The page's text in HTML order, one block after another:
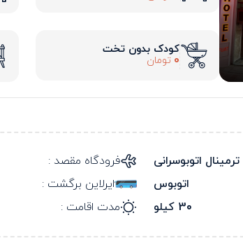
کودک بدون تخت
0 تومان
ترمینال اتوبوسرانی فرودگاه مقصد :
اتوبوس ایرلاین برگشت :
30 کیلو مدت اقامت :